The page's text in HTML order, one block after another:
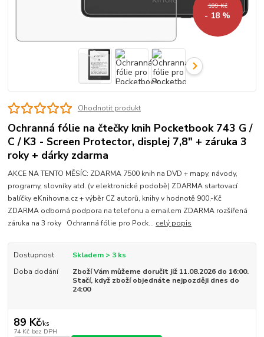
109 Kč
- 18 %
Ohodnotit produkt
Ochranná fólie na čtečky knih Pocketbook 743 G /
C / K3 - Screen Protector, displej 7,8" + záruka 3
roky + dárky zdarma
AKCE NA TENTO MĚSÍC: ZDARMA 7500 knih na DVD + mapy, návody,
programy, slovníky atd. (v elektronické podobě) ZDARMA startovací
balíčky eKnihovna.cz + výběr CZ autorů, knihy v hodnotě 900,-Kč
ZDARMA odborná podpora na telefonu a emailem ZDARMA rozšířená
záruka na 3 roky Ochranná fólie pro Pock... celý popis
Dostupnost
Skladem > 3 ks
Doba dodání
Zboží Vám můžeme doručit již 11.08.2026 do 16:00.
Stačí, když zboží objednáte nejpozději dnes do
24:00
89 Kč/ks
74 Kč bez DPH